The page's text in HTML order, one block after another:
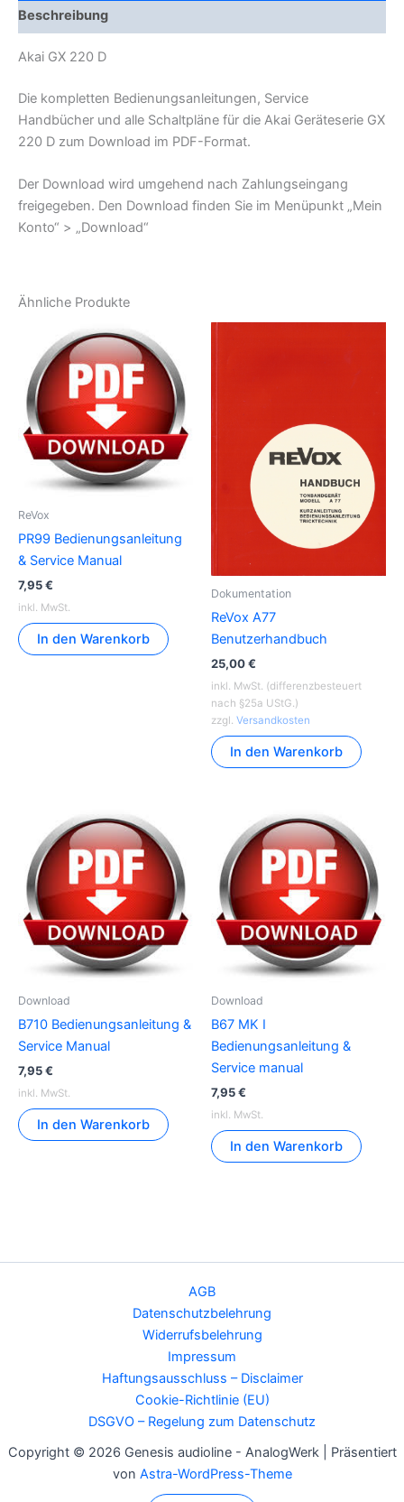
Beschreibung
Akai GX 220 D
Die kompletten Bedienungsanleitungen, Service
Handbücher und alle Schaltpläne für die Akai Geräteserie GX
220 D zum Download im PDF-Format.
Der Download wird umgehend nach Zahlungseingang
freigegeben. Den Download finden Sie im Menüpunkt „Mein
Konto“ > „Download“
Ähnliche Produkte
ReVox
PR99 Bedienungsanleitung
& Service Manual
7,95€
inkl. MwSt.
In den Warenkorb
Dokumentation
ReVox A77
Benutzerhandbuch
25,00€
inkl. MwSt. (differenzbesteuert
nach §25a UStG.)
zzgl. Versandkosten
In den Warenkorb
Download
B710 Bedienungsanleitung &
Service Manual
7,95€
inkl. MwSt.
In den Warenkorb
Download
B67 MK I
Bedienungsanleitung &
Service manual
7,95€
inkl. MwSt.
In den Warenkorb
AGB
Datenschutzbelehrung
Widerrufsbelehrung
Impressum
Haftungsausschluss – Disclaimer
Cookie-Richtlinie (EU)
DSGVO – Regelung zum Datenschutz
Copyright © 2026 Genesis audioline - AnalogWerk | Präsentiert
von Astra-WordPress-Theme